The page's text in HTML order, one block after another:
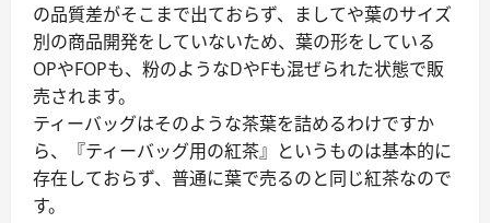
の品質差がそこまで出ておらず、ましてや葉のサイズ
別の商品開発をしていないため、葉の形をしている
OPやFOPも、粉のようなDやFも混ぜられた状態で販
売されます。
ティーバッグはそのような茶葉を詰めるわけですか
ら、『ティーバッグ用の紅茶』というものは基本的に
存在しておらず、普通に葉で売るのと同じ紅茶なので
す。